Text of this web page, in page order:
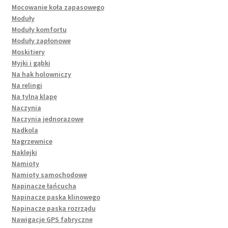
Mocowanie koła zapasowego
Moduły
Moduły komfortu
Moduły zapłonowe
Moskitiery
Myjki i gąbki
Na hak holowniczy
Na relingi
Na tylną klapę
Naczynia
Naczynia jednorazowe
Nadkola
Nagrzewnice
Naklejki
Namioty
Namioty samochodowe
Napinacze łańcucha
Napinacze paska klinowego
Napinacze paska rozrządu
Nawigacje GPS fabryczne